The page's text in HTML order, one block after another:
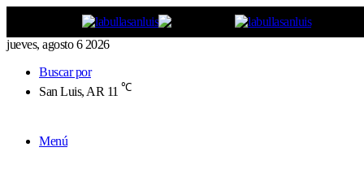
jueves, agosto 6 2026
Buscar por
San Luis, AR 11 ℃
Menú